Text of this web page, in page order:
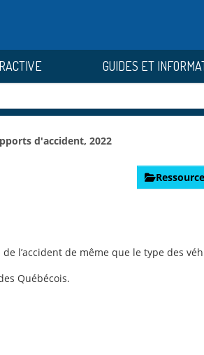
GUIDES ET
d'accident, 2022
l’accident de même que le type des
Québécois.